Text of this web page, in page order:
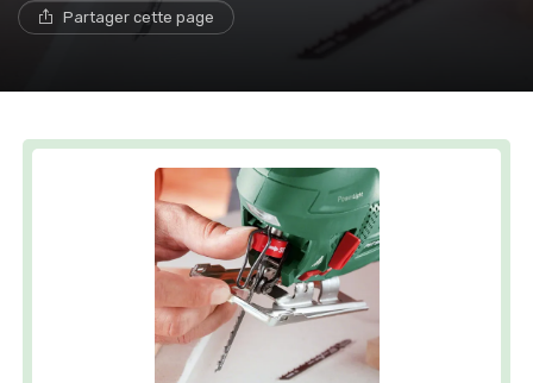
Partager cette page